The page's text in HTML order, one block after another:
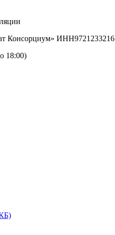
Консорциум» ИНН9721233216
18:00)